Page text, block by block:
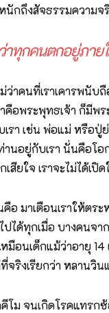
นักถึงสัจธรรมความจ
ทุกคนตกอยู่ภาย
คนที่เราเคารพนับ
อพระพุทธเจ้า ก็มี
า เช่น พ่อแม่ หรือปู่
อยู่กับเรา นั่นคือโอ
ยใจ เราจะไม่ได้เ
มาเตือนเราให้ตร
ได้ทุกเมื่อ บางคนจ
อนเด็กแม้ว่าอายุ
ริงเรียกว่า หลานวิน
โม จนเกิดโรคแทร